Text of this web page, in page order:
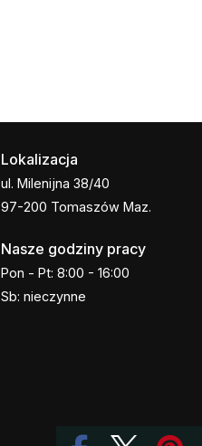
Lokalizacja
ul. Milenijna 38/40
97-200 Tomaszów Maz.
Nasze godziny pracy
Pon - Pt: 8:00 - 16:00
Sb: nieczynne